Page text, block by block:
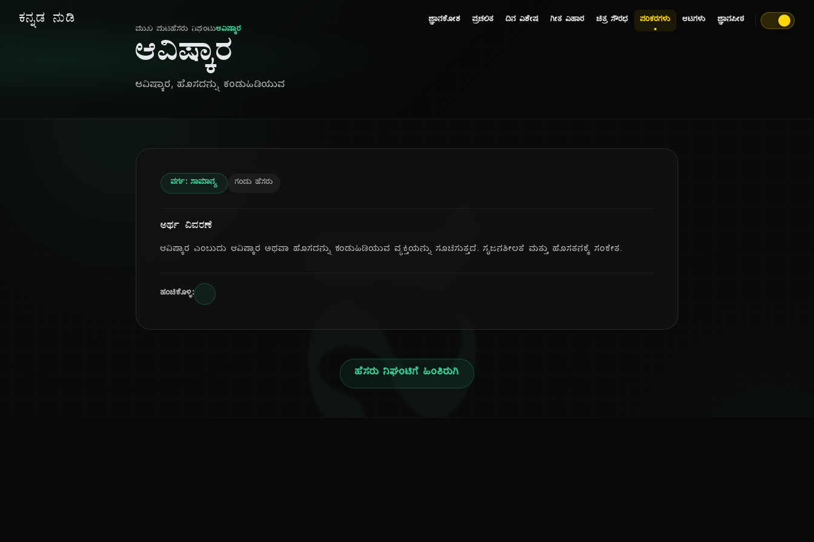
ಕನ್ನಡ ನುಡಿ ಜ್ಞಾನಕೋಶ ಪ್ರಚಲಿತ ದಿನ ವಿಶೇಷ ಗೀತ ವಿಹಾರ ಚಿತ್ರ ಸೌರಭ ಪರಿಕರಗಳು ಆಟಗಳು ಜ್ಞಾನಪೀಠ
ನ
ಮುಖ ಪುಟಹೆಸರು ನಿಘಂಟುಆವಿಷ್ಕಾರ
ಆವಿಷ್ಕಾರ
ಆವಿಷ್ಕಾರ, ಹೊಸದನ್ನು ಕಂಡುಹಿಡಿಯುವ
ವರ್ಗ: ಸಾಮಾನ್ಯ ಗಂಡು ಹೆಸರು
ಅರ್ಥ ವಿವರಣೆ
ಆವಿಷ್ಕಾರ ಎಂಬುದು ಆವಿಷ್ಕಾರ ಅಥವಾ ಹೊಸದನ್ನು ಕಂಡುಹಿಡಿಯುವ ವ್ಯಕ್ತಿಯನ್ನು ಸೂಚಿಸುತ್ತದೆ. ಸೃಜನಶೀಲತೆ ಮತ್ತು ಹೊಸತನಕ್ಕೆ ಸಂಕೇತ.
ಹಂಚಿಕೊಳ್ಳಿ:
ಹೆಸರು ನಿಘಂಟಿಗೆ ಹಿಂತಿರುಗಿ